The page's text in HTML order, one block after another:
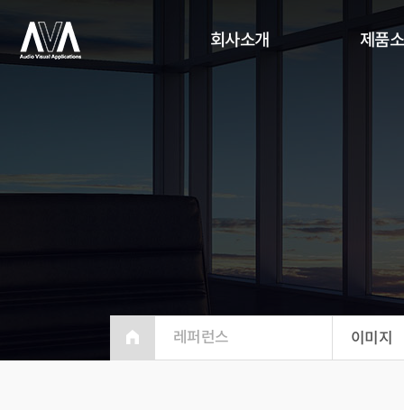
회사소개 제품
레퍼런스 이미지